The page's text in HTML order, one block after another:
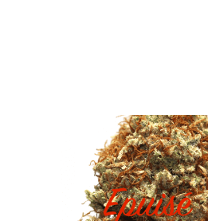
prix
initial
était :
€5,00.
Le
prix
actuel
est :
€3,90.